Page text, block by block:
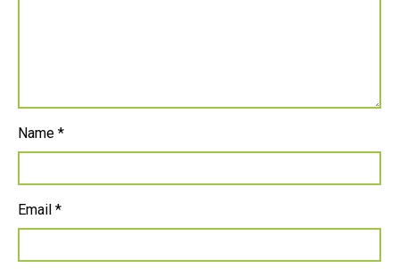
Name *
Email *